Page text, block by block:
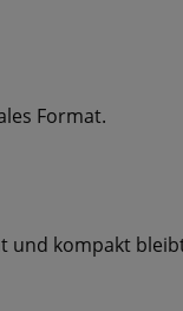
Format.
und kompakt